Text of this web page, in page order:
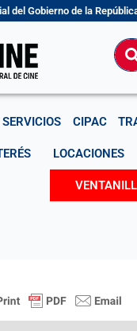
del Gobierno de la
SERVICIOS CIPAC
LOCACIONES